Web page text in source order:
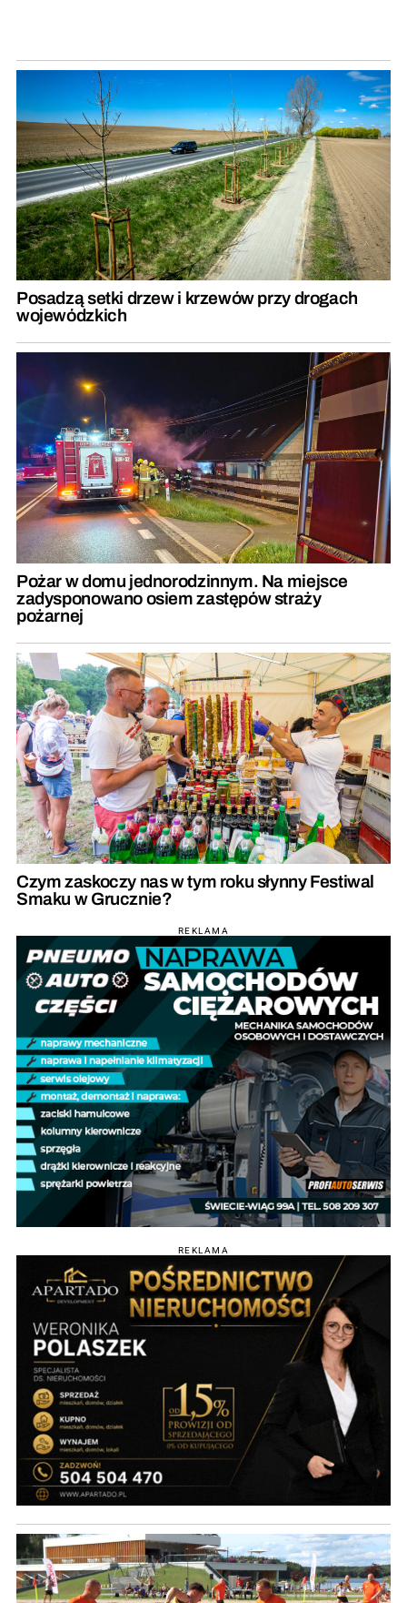
Posadzą setki drzew i krzewów przy drogach
wojewódzkich
Pożar w domu jednorodzinnym. Na miejsce
zadysponowano osiem zastępów straży
pożarnej
Czym zaskoczy nas w tym roku słynny Festiwal
Smaku w Grucznie?
REKLAMA
REKLAMA